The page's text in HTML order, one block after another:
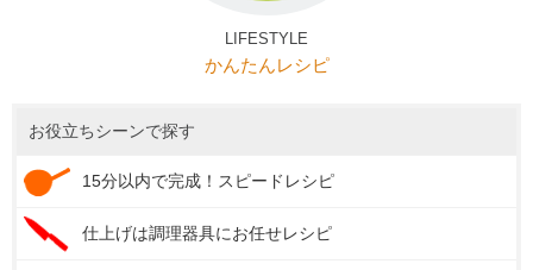
LIFESTYLE
かんたんレシピ
お役立ちシーンで探す
15分以内で完成！スピードレシピ
仕上げは調理器具にお任せレシピ